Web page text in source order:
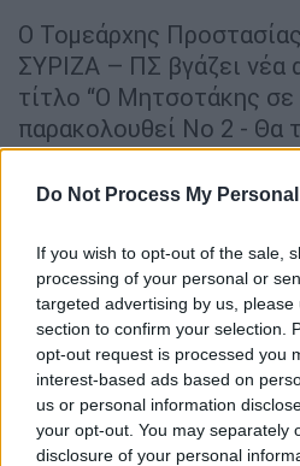
Do Not Process My
If you wish to opt-out of the sale,
processing of your personal or
targeted advertising by us,
section to confirm your selection.
opt-out request is processed you
interest-based ads based on
us or personal information
your opt-out. You may separately
disclosure of your personal
Ο Τομεάρχης
ΣΥΡΙΖΑ – ΠΣ βγάζει νέα
τίτλο “Ο Μητσοτάκης
παρακολουθεί Νο 2 - Θα
αείμνηστος Νίκος
άλλων επεσήμανε ότι “η
από τον κ. Μητσοτάκη
τη Δημοκρατία μας και
θεσμούς, αλλά την
μαύρες πολιτικές
https://www.spirtzis.gr/
fakelonei-kai-se-
zileve-o-aeimnistos-